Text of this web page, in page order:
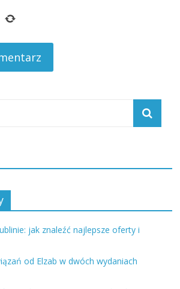
jak znaleźć najlepsze oferty i
od Elzab w dwóch wydaniach